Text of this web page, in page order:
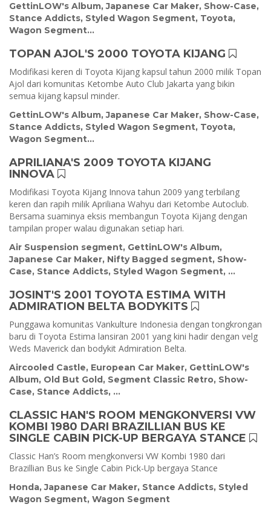
GettinLOW's Album,Japanese Car Maker, Show-Case,
Stance Addicts, Styled Wagon Segment, Toyota,
Wagon Segment...
TOPAN AJOL'S 2000 TOYOTA KIJANG
Modifikasi keren di Toyota Kijang kapsul tahun 2000 milik Topan
Ajol dari komunitas Ketombe Auto Club Jakarta yang bikin
semua kijang kapsul minder.
GettinLOW's Album,Japanese Car Maker, Show-Case,
Stance Addicts, Styled Wagon Segment, Toyota,
Wagon Segment...
APRILIANA'S 2009 TOYOTA KIJANG
INNOVA
Modifikasi Toyota Kijang Innova tahun 2009 yang terbilang
keren dan rapih milik Apriliana Wahyu dari Ketombe Autoclub.
Bersama suaminya eksis membangun Toyota Kijang dengan
tampilan proper walau digunakan setiap hari.
Air Suspension segment, GettinLOW's Album,
Japanese Car Maker, Nifty Bagged segment, Show-
Case, Stance Addicts, Styled Wagon Segment, ...
JOSINT'S 2001 TOYOTA ESTIMA WITH
ADMIRATION BELTA BODYKITS
Punggawa komunitas Vankulture Indonesia dengan tongkrongan
baru di Toyota Estima lansiran 2001 yang kini hadir dengan velg
Weds Maverick dan bodykit Admiration Belta.
Aircooled Castle, European Car Maker, GettinLOW's
Album, Old But Gold, Segment Classic Retro, Show-
Case, Stance Addicts, ...
CLASSIC HAN'S ROOM MENGKONVERSI VW
KOMBI 1980 DARI BRAZILLIAN BUS KE
SINGLE CABIN PICK-UP BERGAYA STANCE
Classic Han’s Room mengkonversi VW Kombi 1980 dari
Brazillian Bus ke Single Cabin Pick-Up bergaya Stance
Honda,Japanese Car Maker, Stance Addicts, Styled
Wagon Segment, Wagon Segment